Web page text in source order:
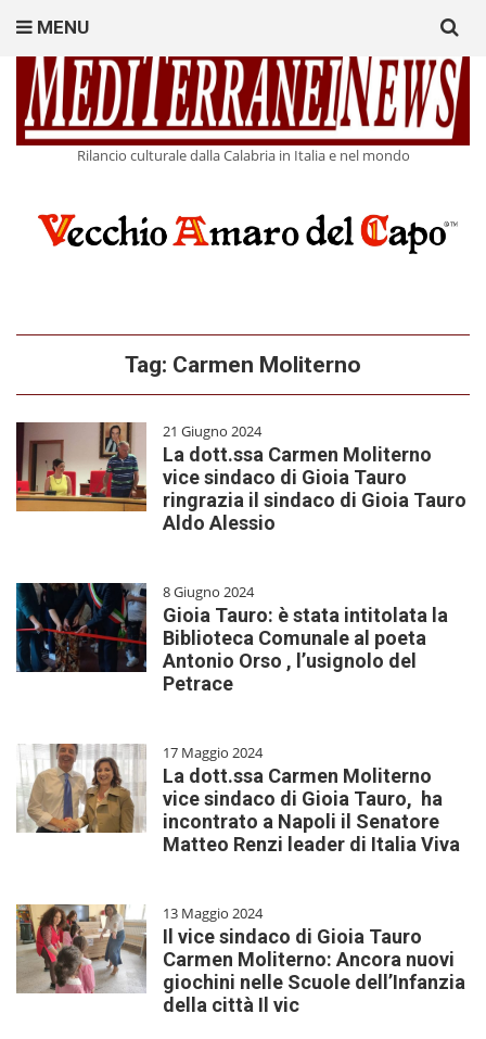
Rilancio culturale dalla Calabria in Italia e nel mondo
MENU
for:
Tag: Carmen Moliterno
21 Giugno 2024
La dott.ssa Carmen Moliterno
vice sindaco di Gioia Tauro
ringrazia il sindaco di Gioia Tauro
Aldo Alessio
8 Giugno 2024
Gioia Tauro: è stata intitolata la
Biblioteca Comunale al poeta
Antonio Orso , l’usignolo del
Petrace
17 Maggio 2024
La dott.ssa Carmen Moliterno
vice sindaco di Gioia Tauro, ha
incontrato a Napoli il Senatore
Matteo Renzi leader di Italia Viva
13 Maggio 2024
Il vice sindaco di Gioia Tauro
Carmen Moliterno: Ancora nuovi
giochini nelle Scuole dell’Infanzia
della città Il vic